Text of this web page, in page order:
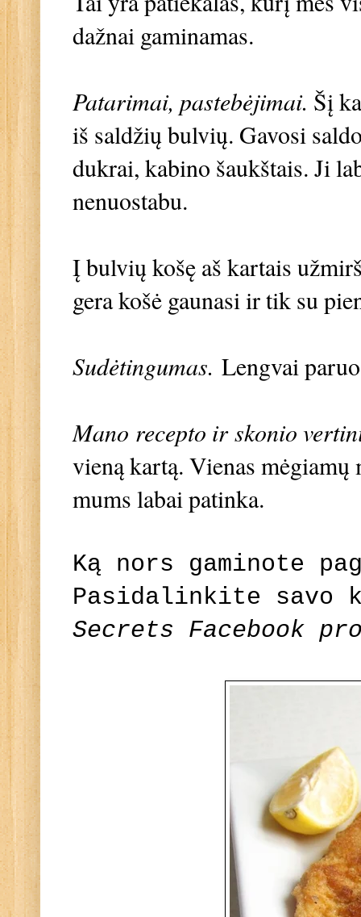
dažnai gaminamas.
Patarimai, pastebėjimai. Šį
iš saldžių bulvių. Gavosi
dukrai, kabino šaukštais. Ji
nenuostabu.
Į bulvių košę aš kartais
gera košė gaunasi ir tik su
Sudėtingumas. Lengvai
Mano recepto ir skonio
vieną kartą. Vienas
mums labai patinka.
Ką nors gaminote
Pasidalinkite savo
Secrets Facebook